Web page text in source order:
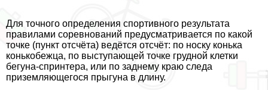
Для точного определения спортивного результата
правилами соревнований предусматривается по какой
точке (пункт отсчёта) ведётся отсчёт: по носку конька
конькобежца, по выступающей точке грудной клетки
бегуна-спринтера, или по заднему краю следа
приземляющегося прыгуна в длину.